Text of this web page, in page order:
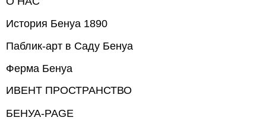
История Бенуа 1890
ИВЕНТ ПРОСТРАНСТВО
Ферма Бенуа
Паблик-арт в Саду Бенуа
БЕНУА-PAGE